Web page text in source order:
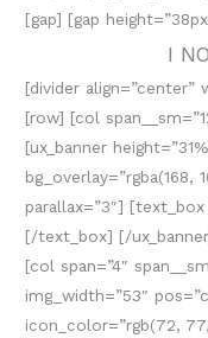
[gap] [gap
I
[divider align=”center”
[row] [col
[ux_banner
bg_overlay=”rgba(168,
parallax=”3″]
[/text_box] [/
[col span=”4″
img_width=”53″
icon_color=”rgb(72,